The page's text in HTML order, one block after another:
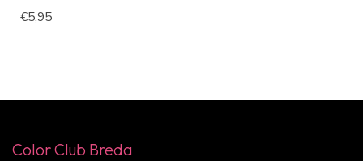
€5,95
Color Club Breda